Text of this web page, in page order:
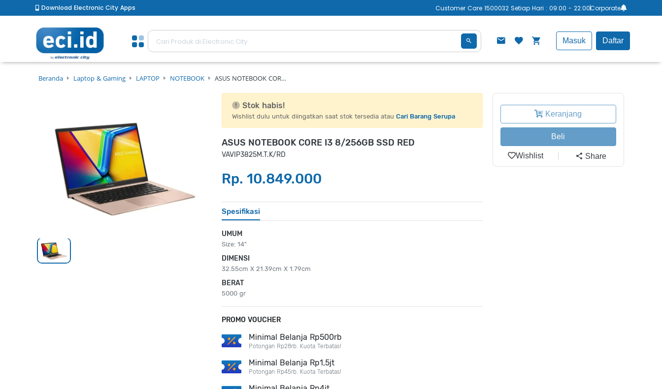
Download Electronic City Apps Customer Care 1500032 Setiap Hari : 09:00 - 22:00Corporate
Masuk Daftar
Beranda Laptop & Gaming LAPTOP NOTEBOOK ASUS NOTEBOOK COR…
Stok habis!
Wishlist dulu untuk diingatkan saat stok tersedia atauCari Barang Serupa
ASUS NOTEBOOK CORE I3 8/256GB SSD RED
VAVIP3825M.T.K/RD
Rp. 10.849.000
Spesifikasi
UMUM
Size: 14"
DIMENSI
32.55cm X 21.39cm X 1.79cm
BERAT
5000 gr
PROMO VOUCHER
Minimal Belanja Rp500rb
Potongan Rp28rb. Kuota Terbatas!
Minimal Belanja Rp1,5jt
Potongan Rp45rb. Kuota Terbatas!
Keranjang
Beli
Wishlist Share